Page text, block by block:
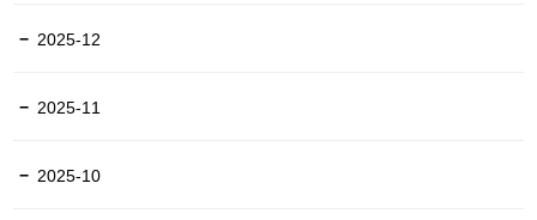
2025-12
2025-11
2025-10